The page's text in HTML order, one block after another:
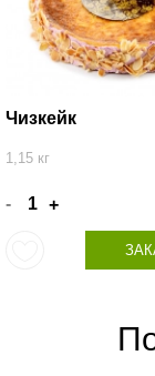
Чизкейк
1,15 кг
- +